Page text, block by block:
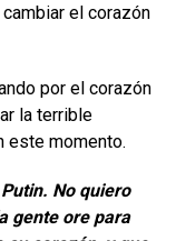
el corazón
por el corazón
la terrible
este momento.
No quiero
gente ore para